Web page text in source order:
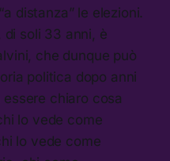
distanza” le elezioni.
di soli 33 anni, è
che dunque può
politica dopo anni
chiaro cosa
lo vede come
lo vede come